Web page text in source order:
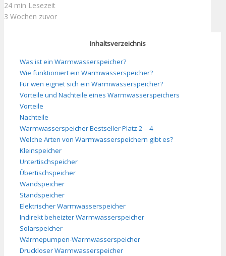
24 min Lesezeit
3 Wochen zuvor
Inhaltsverzeichnis
Was ist ein Warmwasserspeicher?
Wie funktioniert ein Warmwasserspeicher?
Für wen eignet sich ein Warmwasserspeicher?
Vorteile und Nachteile eines Warmwasserspeichers
Vorteile
Nachteile
Warmwasserspeicher Bestseller Platz 2 – 4
Welche Arten von Warmwasserspeichern gibt es?
Kleinspeicher
Untertischspeicher
Übertischspeicher
Wandspeicher
Standspeicher
Elektrischer Warmwasserspeicher
Indirekt beheizter Warmwasserspeicher
Solarspeicher
Wärmepumpen-Warmwasserspeicher
Druckloser Warmwasserspeicher